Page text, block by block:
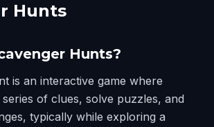
Hunts
Hunts?
is an interactive game where
of clues, solve puzzles, and
typically while exploring a